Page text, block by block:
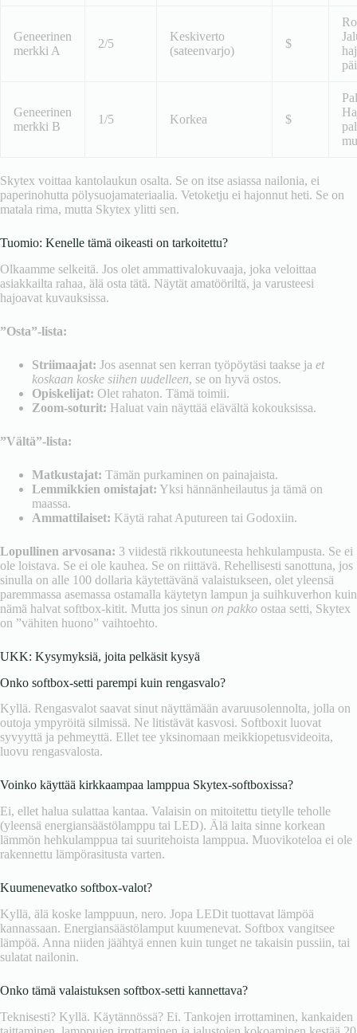
Geneerinen
merkki A
2/5
Keskiverto
(sateenvarjo)
$
Geneerinen
merkki B
1/5 Korkea $
Skytex voittaa kantolaukun osalta. Se on itse asiassa nailonia, ei
paperinohutta pölysuojamateriaalia. Vetoketju ei hajonnut heti. Se on
matala rima, mutta Skytex ylitti sen.
Tuomio: Kenelle tämä oikeasti on tarkoitettu?
Olkaamme selkeitä. Jos olet ammattivalokuvaaja, joka veloittaa
asiakkailta rahaa, älä osta tätä. Näytät amatööriltä, ja varusteesi
hajoavat kuvauksissa.
”Osta”-lista:
Striimaajat: Jos asennat sen kerran työpöytäsi taakse ja et
koskaan koske siihen uudelleen, se on hyvä ostos.
Opiskelijat: Olet rahaton. Tämä toimii.
Zoom-soturit: Haluat vain näyttää elävältä kokouksissa.
”Vältä”-lista:
Matkustajat: Tämän purkaminen on painajaista.
Lemmikkien omistajat: Yksi hännänheilautus ja tämä on
maassa.
Ammattilaiset: Käytä rahat Aputureen tai Godoxiin.
Lopullinen arvosana: 3 viidestä rikkoutuneesta hehkulampusta. Se ei
ole loistava. Se ei ole kauhea. Se on riittävä. Rehellisesti sanottuna, jos
sinulla on alle 100 dollaria käytettävänä valaistukseen, olet yleensä
paremmassa asemassa ostamalla käytetyn lampun ja suihkuverhon kuin
nämä halvat softbox-kitit. Mutta jos sinun on pakko ostaa setti, Skytex
on ”vähiten huono” vaihtoehto.
UKK: Kysymyksiä, joita pelkäsit kysyä
Onko softbox-setti parempi kuin rengasvalo?
Kyllä. Rengasvalot saavat sinut näyttämään avaruusolennolta, jolla on
outoja ympyröitä silmissä. Ne litistävät kasvosi. Softboxit luovat
syvyyttä ja pehmeyttä. Ellet tee yksinomaan meikkiopetusvideoita,
luovu rengasvalosta.
Voinko käyttää kirkkaampaa lamppua Skytex-softboxissa?
Ei, ellet halua sulattaa kantaa. Valaisin on mitoitettu tietylle teholle
(yleensä energiansäästölamppu tai LED). Älä laita sinne korkean
lämmön hehkulamppua tai suuritehoista lamppua. Muovikoteloa ei ole
rakennettu lämpörasitusta varten.
Kuumenevatko softbox-valot?
Kyllä, älä koske lamppuun, nero. Jopa LEDit tuottavat lämpöä
kannassaan. Energiansäästölamput kuumenevat. Softbox vangitsee
lämpöä. Anna niiden jäähtyä ennen kuin tunget ne takaisin pussiin, tai
sulatat nailonin.
Onko tämä valaistuksen softbox-setti kannettava?
Teknisesti? Kyllä. Käytännössä? Ei. Tankojen irrottaminen, kankaiden